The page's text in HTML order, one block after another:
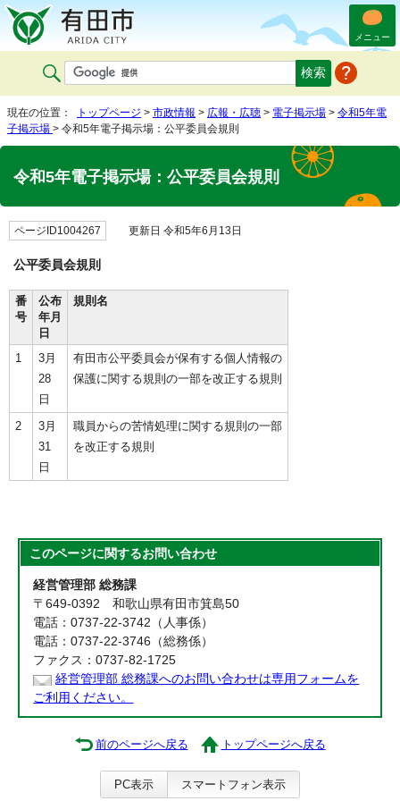
メニュー
現在の位置： トップページ > 市政情報 > 広報・広聴 > 電子掲示場 > 令和5年電
子掲示場 > 令和5年電子掲示場：公平委員会規則
令和5年電子掲示場：公平委員会規則
ページID1004267 更新日 令和5年6月13日
公平委員会規則
番
号
公布
年月
日
規則名
1
3月
28
日
有田市公平委員会が保有する個人情報の
保護に関する規則の一部を改正する規則
2
3月
31
日
職員からの苦情処理に関する規則の一部
を改正する規則
このページに関するお問い合わせ
経営管理部 総務課
〒649-0392 和歌山県有田市箕島50
電話：0737-22-3742（人事係）
電話：0737-22-3746（総務係）
ファクス：0737-82-1725
経営管理部 総務課へのお問い合わせは専用フォームを
ご利用ください。
前のページへ戻る トップページへ戻る
PC表示 スマートフォン表示